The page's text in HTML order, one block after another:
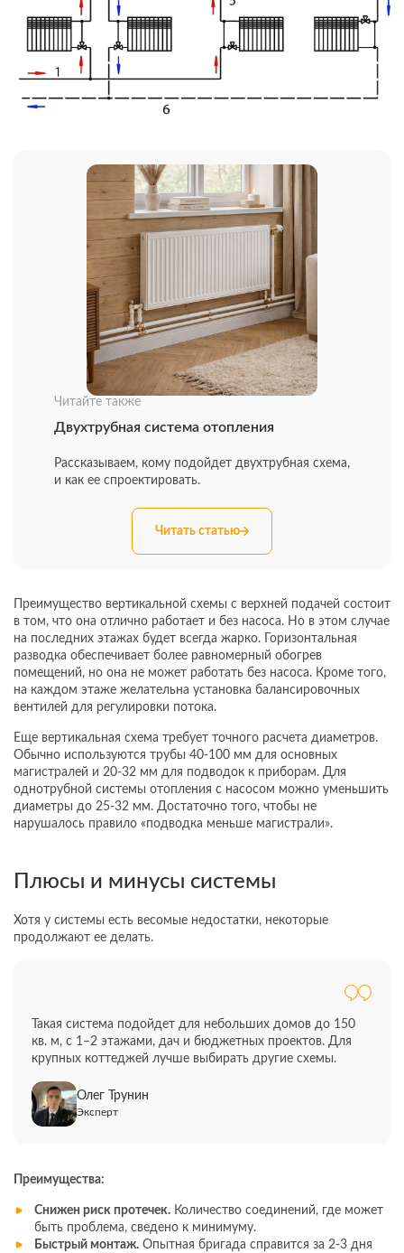
Читайте также
Двухтрубная система отопления
Рассказываем, кому подойдет двухтрубная схема,
и как ее спроектировать.
Читать статью
Преимущество вертикальной схемы с верхней подачей состоит
в том, что она отлично работает и без насоса. Но в этом случае
на последних этажах будет всегда жарко. Горизонтальная
разводка обеспечивает более равномерный обогрев
помещений, но она не может работать без насоса. Кроме того,
на каждом этаже желательна установка балансировочных
вентилей для регулировки потока.
Еще вертикальная схема требует точного расчета диаметров.
Обычно используются трубы 40-100 мм для основных
магистралей и 20-32 мм для подводок к приборам. Для
однотрубной системы отопления с насосом можно уменьшить
диаметры до 25-32 мм. Достаточно того, чтобы не
нарушалось правило «подводка меньше магистрали».
Плюсы и минусы системы
Хотя у системы есть весомые недостатки, некоторые
продолжают ее делать.
Такая система подойдет для небольших домов до 150
кв. м, с 1–2 этажами, дач и бюджетных проектов. Для
крупных коттеджей лучше выбирать другие схемы.
Олег Трунин
Эксперт
Преимущества:
Снижен риск протечек. Количество соединений, где может
быть проблема, сведено к минимуму.
Быстрый монтаж. Опытная бригада справится за 2-3 дня